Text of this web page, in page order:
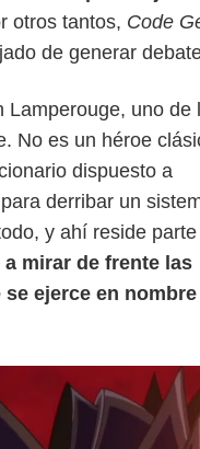
otros tantos, Code
de generar
Lamperouge, uno de
No es un héroe
dispuesto a
derribar un
y ahí reside
mirar de frente las
ejerce en